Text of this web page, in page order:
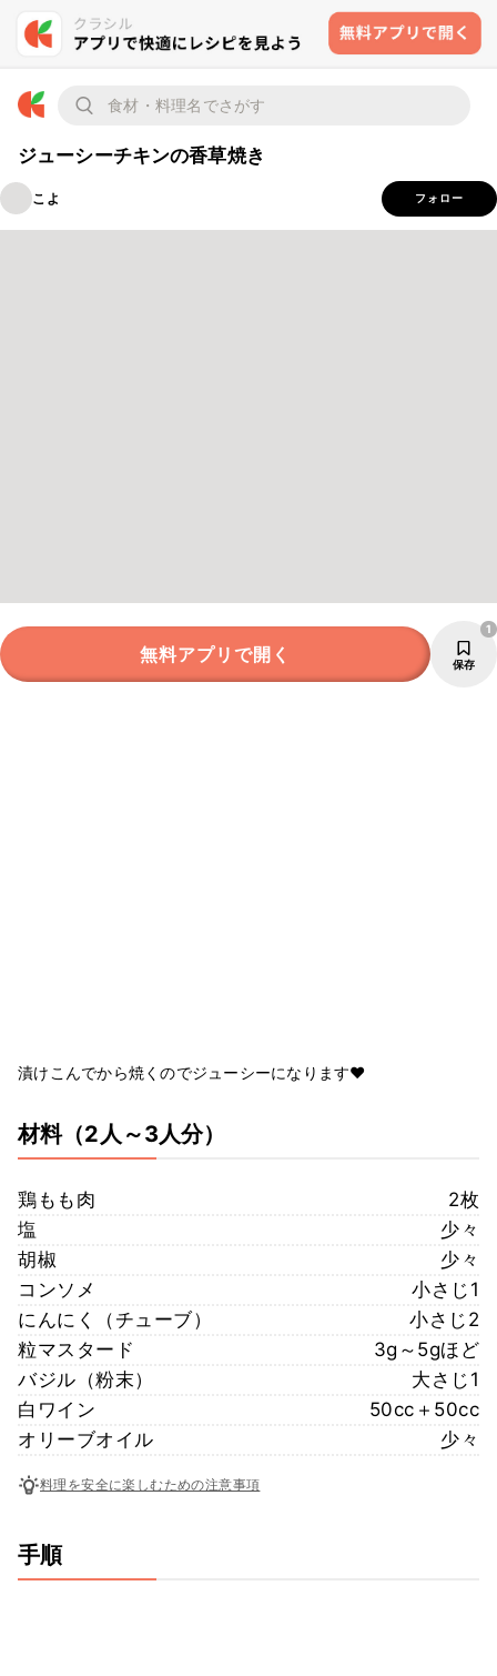
ジューシーチキンの香草焼き
こよ フォロー
無料アプリで開く 保存
1
漬けこんでから焼くのでジューシーになります❤
材料（2人～3人分）
鶏もも肉
2枚
塩
少々
胡椒
少々
コンソメ
小さじ1
にんにく（チューブ）
小さじ2
粒マスタード
3g～5gほど
バジル（粉末）
大さじ1
白ワイン
50cc＋50cc
オリーブオイル
少々
料理を安全に楽しむための注意事項
手順